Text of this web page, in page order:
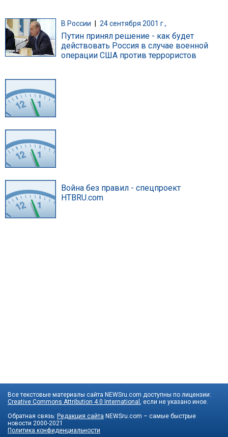
В России 24 сентября 2001 г.,
Путин принял решение - как будет
действовать Россия в случае военной
операции США против террористов
Война без правил - спецпроект
НТВRU.com
Все текстовые материалы сайта NEWSru.com доступны по лицензии:
Creative Commons Attribution 4.0 International , если не указано иное.
Обратная связь: Редакция сайта NEWSru.com – самые быстрые
новости 2000-2021
Политика конфиденциальности